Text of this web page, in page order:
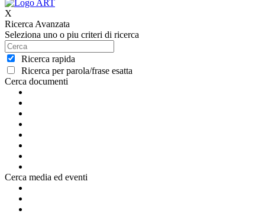
X
Ricerca Avanzata
Seleziona uno o piu criteri di ricerca
Ricerca rapida
Ricerca per parola/frase esatta
Cerca documenti
Cerca media ed eventi